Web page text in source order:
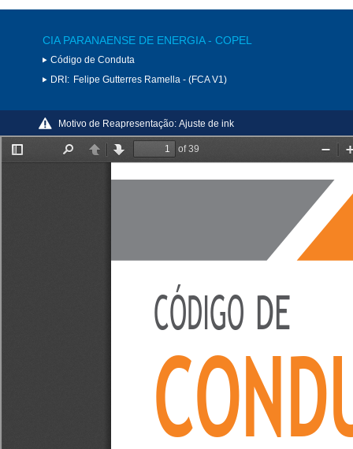
CIA PARANAENSE DE ENERGIA - COPEL
Código de Conduta
DRI: Felipe Gutterres Ramella - (FCA V1)
Motivo de Reapresentação: Ajuste de ink